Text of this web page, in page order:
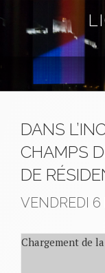
au
principal
DANS
CHAMPS
DE
VENDREDI 6
Chargement de